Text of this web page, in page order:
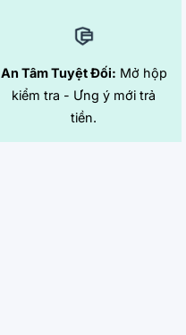
An Tâm Tuyệt Đối: Mở hộp
kiểm tra - Ưng ý mới trả
tiền.